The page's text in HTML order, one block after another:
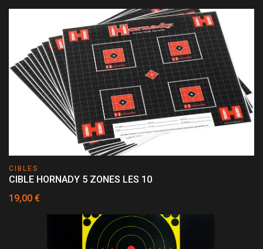
CIBLES
CIBLE HORNADY 5 ZONES LES 10
19,00 €